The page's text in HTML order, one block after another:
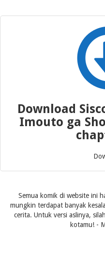
Download
Imouto ga
Semua komik di website ini
mungkin terdapat banyak
cerita. Untuk versi aslinya,
kotamu! -